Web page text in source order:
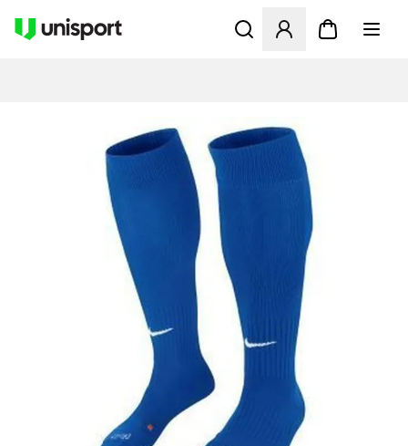
Åbner en Modal til at